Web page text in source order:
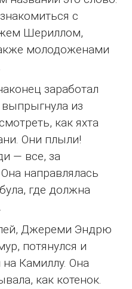
с
Шериллом,
молодоженами
заработал
выпрыгнула из
как яхта
Они плыли!
— все, за
направлялась
где должна
Джереми Эндрю
потянулся и
на Камиллу. Она
как котенок.